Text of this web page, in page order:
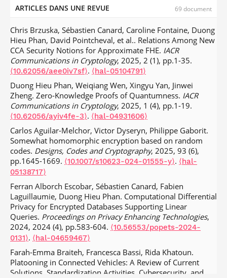
ARTICLES DANS UNE REVUE 69 document
Chris Brzuska, Sébastien Canard, Caroline Fontaine, Duong
Hieu Phan, David Pointcheval, et al.. Relations Among New
CCA Security Notions for Approximate FHE. IACR
Communications in Cryptology, 2025, 2 (1), pp.1-35.
⟨10.62056/aee0iv7sf⟩. ⟨hal-05104791⟩
Duong Hieu Phan, Weiqiang Wen, Xingyu Yan, Jinwei
Zheng. Zero-Knowledge Proofs of Quantumness. IACR
Communications in Cryptology, 2025, 1 (4), pp.1-19.
⟨10.62056/ayiv4fe-3⟩. ⟨hal-04931606⟩
Carlos Aguilar-Melchor, Victor Dyseryn, Philippe Gaborit.
Somewhat homomorphic encryption based on random
codes. Designs, Codes and Cryptography, 2025, 93 (6),
pp.1645-1669. ⟨10.1007/s10623-024-01555-y⟩. ⟨hal-
05138717⟩
Ferran Alborch Escobar, Sébastien Canard, Fabien
Laguillaumie, Duong Hieu Phan. Computational Differential
Privacy for Encrypted Databases Supporting Linear
Queries. Proceedings on Privacy Enhancing Technologies,
2024, 2024 (4), pp.583-604. ⟨10.56553/popets-2024-
0131⟩. ⟨hal-04659467⟩
Farah-Emma Braiteh, Francesca Bassi, Rida Khatoun.
Platooning in Connected Vehicles: A Review of Current
Solutions, Standardization Activities, Cybersecurity, and